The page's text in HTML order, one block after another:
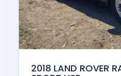
2018 LAND ROVER